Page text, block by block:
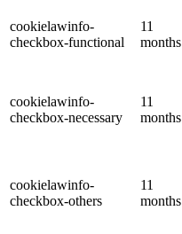
cookielawinfo-
checkbox-functional
11
months
cookielawinfo-
checkbox-necessary
11
months
cookielawinfo-
checkbox-others
11
months